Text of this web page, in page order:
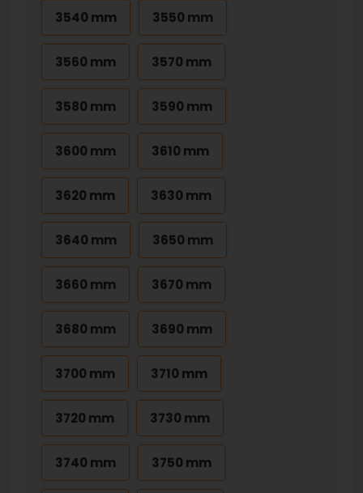
3540 mm 3550 mm
3560 mm 3570 mm
3580 mm 3590 mm
3600 mm 3610 mm
3620 mm 3630 mm
3640 mm 3650 mm
3660 mm 3670 mm
3680 mm 3690 mm
3700 mm 3710 mm
3720 mm 3730 mm
3740 mm 3750 mm